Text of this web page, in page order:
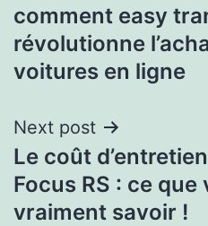
comment easy
révolutionne
voitures en ligne
Next post
Le coût
Focus RS : ce
vraiment savoir !